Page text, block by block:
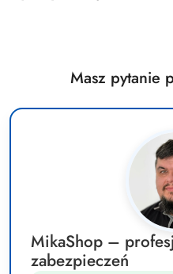
Masz pytanie
MikaShop –
zabezpieczeń